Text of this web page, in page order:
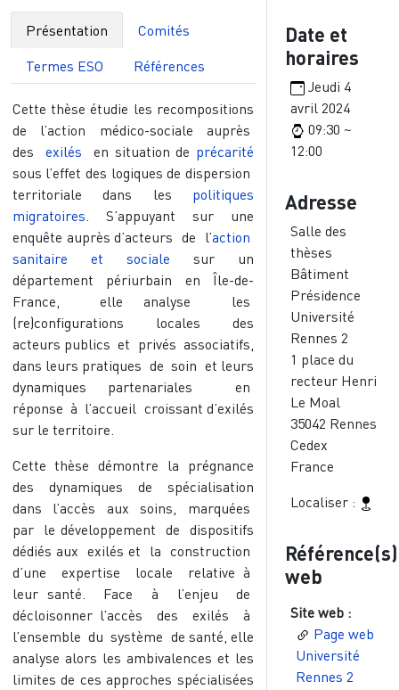
Présentation
Comités
Termes ESO
Références
Cette thèse étudie les recompositions
de l’action médico-sociale auprès
des exilés en situation de précarité
sous l’effet des logiques de dispersion
territoriale dans les politiques
migratoires. S’appuyant sur une
enquête auprès d’acteurs de l’action
sanitaire et sociale sur un
département périurbain en Île-de-
France, elle analyse les
(re)configurations locales des
acteurs publics et privés associatifs,
dans leurs pratiques de soin et leurs
dynamiques partenariales en
réponse à l’accueil croissant d’exilés
sur le territoire.
Cette thèse démontre la prégnance
des dynamiques de spécialisation
dans l’accès aux soins, marquées
par le développement de dispositifs
dédiés aux exilés et la construction
d’une expertise locale relative à
leur santé. Face à l’enjeu de
décloisonner l’accès des exilés à
l’ensemble du système de santé, elle
analyse alors les ambivalences et les
limites de ces approches spécialisées
Date et
horaires
Jeudi 4
avril 2024
09:30 ~
12:00
Adresse
Salle des
thèses
Bâtiment
Présidence
Université
Rennes 2
1 place du
recteur Henri
Le Moal
35042 Rennes
Cedex
France
Localiser :
Référence(s)
web
Site web :
Page web
Université
Rennes 2